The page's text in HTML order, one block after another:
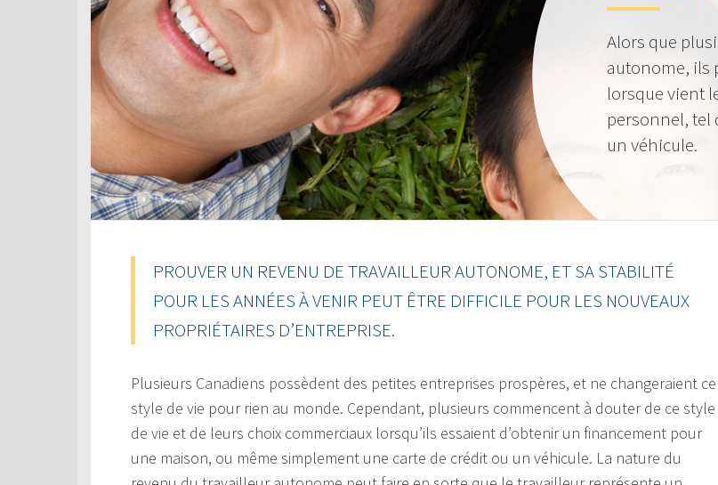
Alors que
autonome, ils
lorsque vient
personnel, tel
un véhicule.
PROUVER UN REVENU DE TRAVAILLEUR AUTONOME, ET SA STABILITÉ
POUR LES ANNÉES À VENIR PEUT ÊTRE DIFFICILE POUR LES NOUVEAUX
PROPRIÉTAIRES D’ENTREPRISE.
Plusieurs Canadiens possèdent des petites entreprises prospères, et ne changeraient ce
style de vie pour rien au monde. Cependant, plusieurs commencent à douter de ce style
de vie et de leurs choix commerciaux lorsqu’ils essaient d’obtenir un financement pour
une maison, ou même simplement une carte de crédit ou un véhicule. La nature du